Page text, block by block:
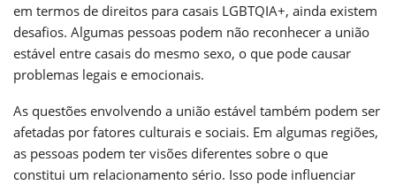
em termos de direitos para casais LGBTQIA+, ainda existem
desafios. Algumas pessoas podem não reconhecer a união
estável entre casais do mesmo sexo, o que pode causar
problemas legais e emocionais.
As questões envolvendo a união estável também podem ser
afetadas por fatores culturais e sociais. Em algumas regiões,
as pessoas podem ter visões diferentes sobre o que
constitui um relacionamento sério. Isso pode influenciar